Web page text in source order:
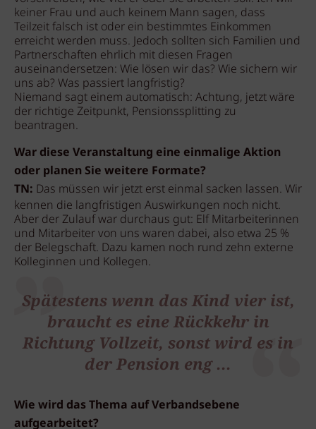
keiner Frau und auch keinem Mann sagen, dass
Teilzeit falsch ist oder ein bestimmtes Einkommen
erreicht werden muss. Jedoch sollten sich Familien und
Partnerschaften ehrlich mit diesen Fragen
auseinandersetzen: Wie lösen wir das? Wie sichern wir
uns ab? Was passiert langfristig?
Niemand sagt einem automatisch: Achtung, jetzt wäre
der richtige Zeitpunkt, Pensionssplitting zu
beantragen.
War diese Veranstaltung eine einmalige Aktion
oder planen Sie weitere Formate?
TN: Das müssen wir jetzt erst einmal sacken lassen. Wir
kennen die langfristigen Auswirkungen noch nicht.
Aber der Zulauf war durchaus gut: Elf Mitarbeiterinnen
und Mitarbeiter von uns waren dabei, also etwa 25 %
der Belegschaft. Dazu kamen noch rund zehn externe
Kolleginnen und Kollegen.
Spätestens wenn das Kind vier ist,
braucht es eine Rückkehr in
Richtung Vollzeit, sonst wird es in
der Pension eng ...
Wie wird das Thema auf Verbandsebene
aufgearbeitet?